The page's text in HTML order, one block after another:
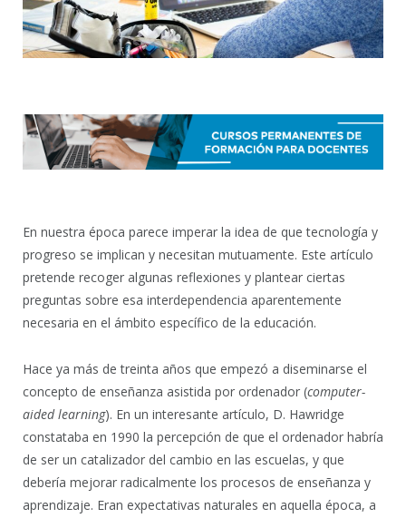
En nuestra época parece imperar la idea de que tecnología y
progreso se implican y necesitan mutuamente. Este artículo
pretende recoger algunas reflexiones y plantear ciertas
preguntas sobre esa interdependencia aparentemente
necesaria en el ámbito específico de la educación.
Hace ya más de treinta años que empezó a diseminarse el
concepto de enseñanza asistida por ordenador (computer-
aided learning). En un interesante artículo, D. Hawridge
constataba en 1990 la percepción de que el ordenador habría
de ser un catalizador del cambio en las escuelas, y que
debería mejorar radicalmente los procesos de enseñanza y
aprendizaje. Eran expectativas naturales en aquella época, a